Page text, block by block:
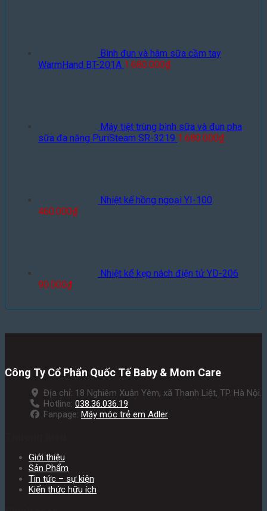
Bình đun và hâm sữa cầm tay
WarmHand BT-201A 1.680.000₫
Máy tiệt trùng bình sữa và đun pha
sữa đa năng PuriSteam SR-3219 1.680.000₫
Nhiệt kế hồng ngoại YI-100
460.000₫
Nhiệt kế kẹp nách điện tử YD-206
90.000₫
Công Ty Cổ Phẩn Quốc Tế Baby & Mom Care
Địa chỉ: 18 Nghiêm Xuân Yêm, xã Thanh Liệt, TP. Hà Nội.
Hotline: 038.36.036.19
Fanpage: Máy móc trẻ em Adler
Giới thiệu
Sản Phẩm
Tin tức – sự kiện
Kiến thức hữu ích